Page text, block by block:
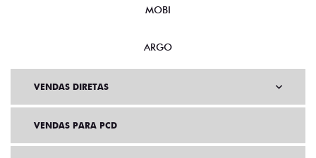
MOBI
ARGO
VENDAS DIRETAS
VENDAS PARA PCD